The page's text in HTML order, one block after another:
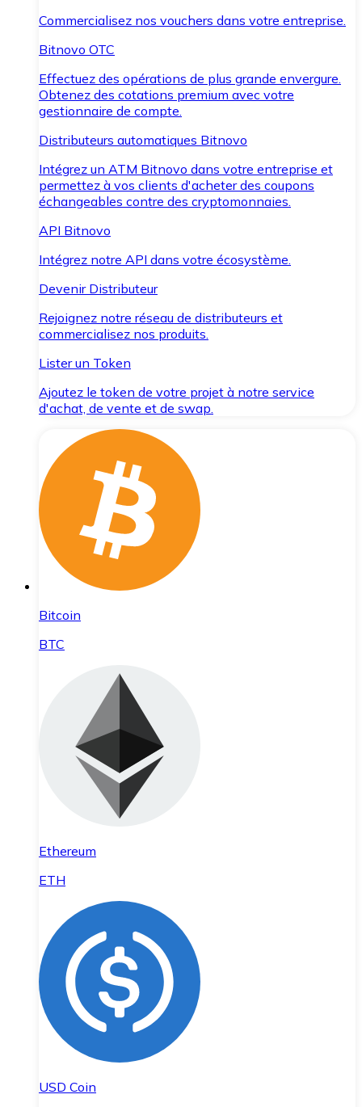
Commercialisez nos vouchers dans votre entreprise.
Bitnovo OTC
Effectuez des opérations de plus grande envergure.
Obtenez des cotations premium avec votre
gestionnaire de compte.
Distributeurs automatiques Bitnovo
Intégrez un ATM Bitnovo dans votre entreprise et
permettez à vos clients d'acheter des coupons
échangeables contre des cryptomonnaies.
API Bitnovo
Intégrez notre API dans votre écosystème.
Devenir Distributeur
Rejoignez notre réseau de distributeurs et
commercialisez nos produits.
Lister un Token
Ajoutez le token de votre projet à notre service
d'achat, de vente et de swap.
Bitcoin
BTC
Ethereum
ETH
USD Coin